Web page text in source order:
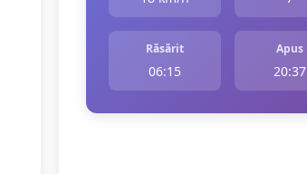
Răsărit
06:15
Apus
20:37